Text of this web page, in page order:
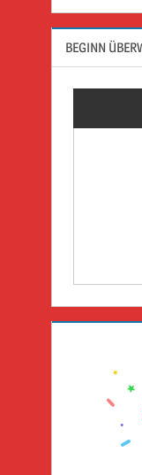
BEGINN